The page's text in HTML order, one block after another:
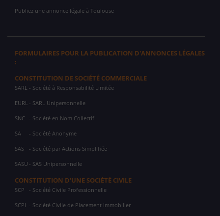
Publiez une annonce légale à Toulouse
FORMULAIRES POUR LA PUBLICATION D'ANNONCES LÉGALES
:
CONSTITUTION DE SOCIÉTÉ COMMERCIALE
SARL - Société à Responsabilité Limitée
EURL - SARL Unipersonnelle
SNC - Société en Nom Collectif
SA - Société Anonyme
SAS - Société par Actions Simplifiée
SASU - SAS Unipersonnelle
CONSTITUTION D'UNE SOCIÉTÉ CIVILE
SCP - Société Civile Professionnelle
SCPI - Société Civile de Placement Immobilier